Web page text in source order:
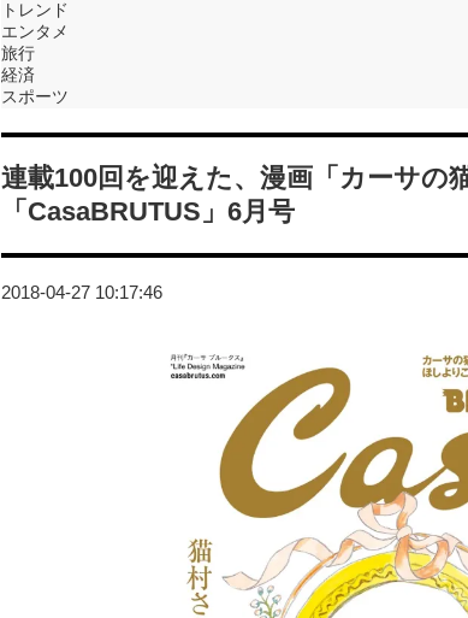
トレンド
エンタメ
旅行
経済
スポーツ
連載100回を迎えた、漫画「カーサの
「CasaBRUTUS」6月号
2018-04-27 10:17:46